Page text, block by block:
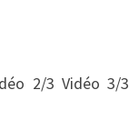
2/3 Vidéo 3/3